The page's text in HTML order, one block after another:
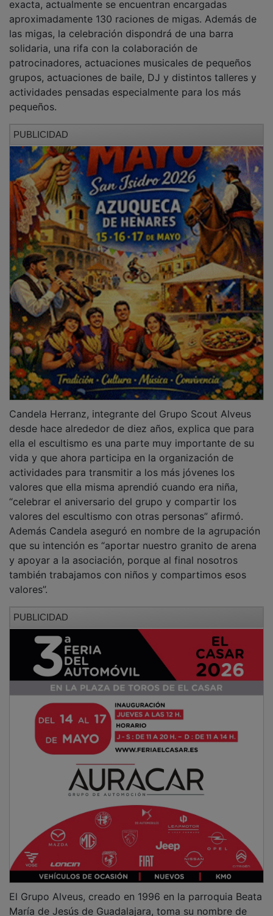
exacta, actualmente se encuentran encargadas
aproximadamente 130 raciones de migas. Además de
las migas, la celebración dispondrá de una barra
solidaria, una rifa con la colaboración de
patrocinadores, actuaciones musicales de pequeños
grupos, actuaciones de baile, DJ y distintos talleres y
actividades pensadas especialmente para los más
pequeños.
PUBLICIDAD
Candela Herranz, integrante del Grupo Scout Alveus
desde hace alrededor de diez años, explica que para
ella el escultismo es una parte muy importante de su
vida y que ahora participa en la organización de
actividades para transmitir a los más jóvenes los
valores que ella misma aprendió cuando era niña,
“celebrar el aniversario del grupo y compartir los
valores del escultismo con otras personas” afirmó.
Además Candela aseguró en nombre de la agrupación
que su intención es “aportar nuestro granito de arena
y apoyar a la asociación, porque al final nosotros
también trabajamos con niños y compartimos esos
valores”.
PUBLICIDAD
El Grupo Alveus, creado en 1996 en la parroquia Beata
María de Jesús de Guadalajara, toma su nombre de